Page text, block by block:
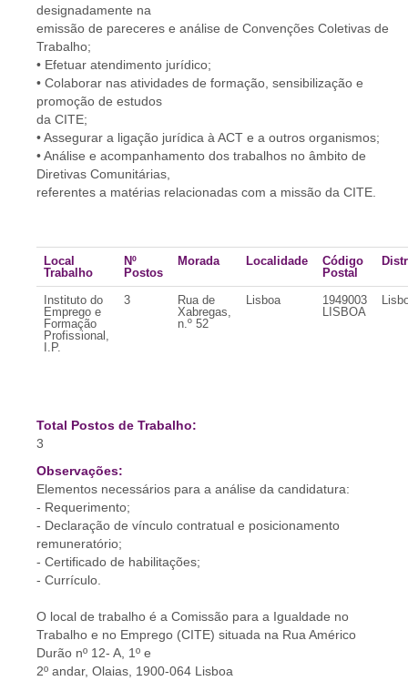
designadamente na
emissão de pareceres e análise de Convenções Coletivas de
Trabalho;
• Efetuar atendimento jurídico;
• Colaborar nas atividades de formação, sensibilização e
promoção de estudos
da CITE;
• Assegurar a ligação jurídica à ACT e a outros organismos;
• Análise e acompanhamento dos trabalhos no âmbito de
Diretivas Comunitárias,
referentes a matérias relacionadas com a missão da CITE.
Local
Trabalho
Nº
Postos
Morada Localidade
Código
Postal
Instituto do
Emprego e
Formação
Profissional,
I.P.
3
Rua de
Xabregas,
n.º 52
Lisboa
1949003
LISBOA
Total Postos de Trabalho:
3
Observações:
Elementos necessários para a análise da candidatura:
- Requerimento;
- Declaração de vínculo contratual e posicionamento
remuneratório;
- Certificado de habilitações;
- Currículo.
O local de trabalho é a Comissão para a Igualdade no
Trabalho e no Emprego (CITE) situada na Rua Américo
Durão nº 12- A, 1º e
2º andar, Olaias, 1900-064 Lisboa